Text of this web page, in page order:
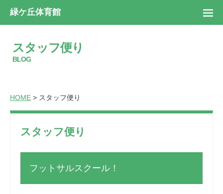
緑ケ丘体育館
スタッフ便り
BLOG
HOME > スタッフ便り
スタッフ便り
フットサルスクール！